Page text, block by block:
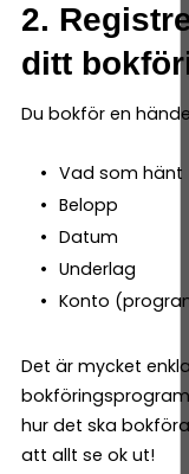
2.
ditt
Du bokför en
Vad som hänt
Belopp
Datum
Underlag
Konto
Det är mycket
hur det ska
att allt se ok ut!